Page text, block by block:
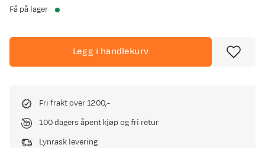
Få på lager
Legg i handlekurv
Fri frakt over 1200,-
100 dagers åpent kjøp og fri retur
Lynrask levering